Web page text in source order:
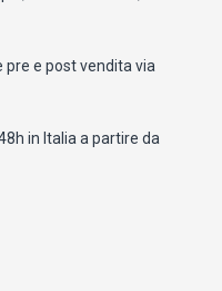
e post vendita via
in Italia a partire da